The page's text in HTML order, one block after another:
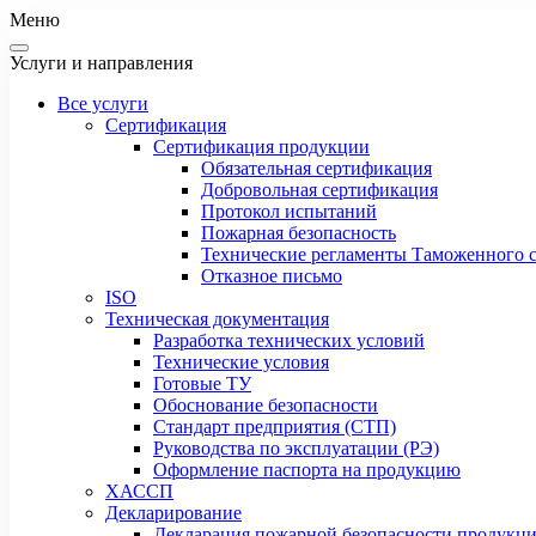
Меню
Услуги и направления
Все услуги
Сертификация
Сертификация продукции
Обязательная сертификация
Добровольная сертификация
Протокол испытаний
Пожарная безопасность
Технические регламенты Таможенного
Отказное письмо
ISO
Техническая документация
Разработка технических условий
Технические условия
Готовые ТУ
Обоснование безопасности
Стандарт предприятия (СТП)
Руководства по эксплуатации (РЭ)
Оформление паспорта на продукцию
ХАССП
Декларирование